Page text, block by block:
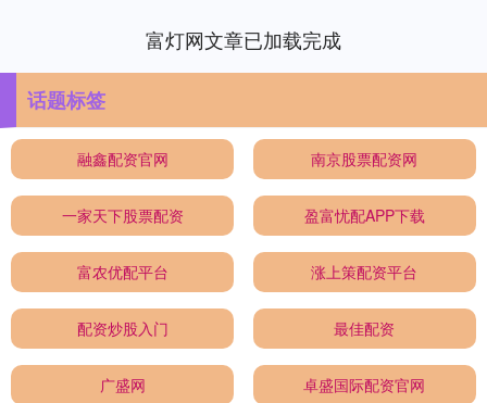
富灯网文章已加载完成
话题标签
融鑫配资官网 南京股票配资网
一家天下股票配资 盈富忧配APP下载
富农优配平台 涨上策配资平台
配资炒股入门 最佳配资
广盛网 卓盛国际配资官网